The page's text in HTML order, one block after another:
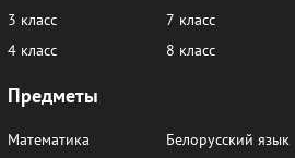
3 класс
4 класс
7 класс
8 класс
Предметы
Математика
Белорусский язык